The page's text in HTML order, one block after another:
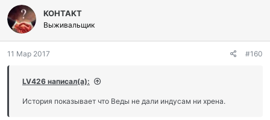
KOHTAKT
Выживальщик
11 Мар 2017 #160
LV426 написал(а):
История показывает что Веды не дали индусам ни хрена.